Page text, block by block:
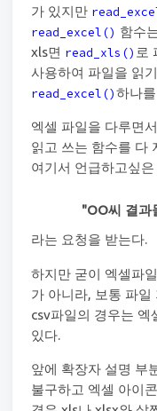
가 있지만
read_excel() 함수
xls면 read_xls() 로
사용하여 파일을 읽
read_excel()하나
엑셀 파일을 다루면
읽고 쓰는 함수를 다
여기서 언급하고싶
"OO씨 결과
라는 요청을 받는다.
하지만 굳이 엑셀파
가 아니라, 보통 파일
csv파일의 경우는 엑
있다.
앞에 확장자 설명 부
불구하고 엑셀 아이